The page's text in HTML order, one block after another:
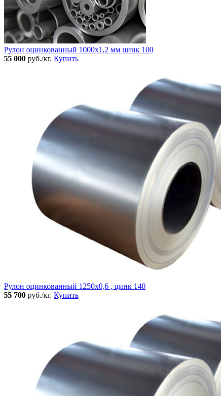
Рулон оцинкованный 1000х1,2 мм цинк 100
55 000 руб./кг. Купить
Рулон оцинкованный 1250х0,6 , цинк 140
55 700 руб./кг. Купить